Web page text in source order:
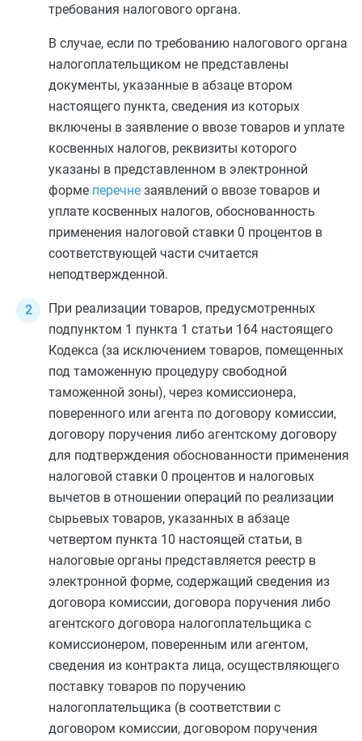
требования налогового органа.
В случае, если по требованию налогового органа
налогоплательщиком не представлены
документы, указанные в абзаце втором
настоящего пункта, сведения из которых
включены в заявление о ввозе товаров и уплате
косвенных налогов, реквизиты которого
указаны в представленном в электронной
форме перечне заявлений о ввозе товаров и
уплате косвенных налогов, обоснованность
применения налоговой ставки 0 процентов в
соответствующей части считается
неподтвержденной.
При реализации товаров, предусмотренных
подпунктом 1 пункта 1 статьи 164 настоящего
Кодекса (за исключением товаров, помещенных
под таможенную процедуру свободной
таможенной зоны), через комиссионера,
поверенного или агента по договору комиссии,
договору поручения либо агентскому договору
для подтверждения обоснованности применения
налоговой ставки 0 процентов и налоговых
вычетов в отношении операций по реализации
сырьевых товаров, указанных в абзаце
четвертом пункта 10 настоящей статьи, в
налоговые органы представляется реестр в
электронной форме, содержащий сведения из
договора комиссии, договора поручения либо
агентского договора налогоплательщика с
комиссионером, поверенным или агентом,
сведения из контракта лица, осуществляющего
поставку товаров по поручению
налогоплательщика (в соответствии с
договором комиссии, договором поручения